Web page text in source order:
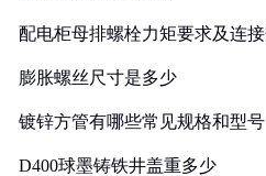
配电柜母排螺栓力矩要求及连
膨胀螺丝尺寸是多少
镀锌方管有哪些常见规格和型号
D400球墨铸铁井盖重多少